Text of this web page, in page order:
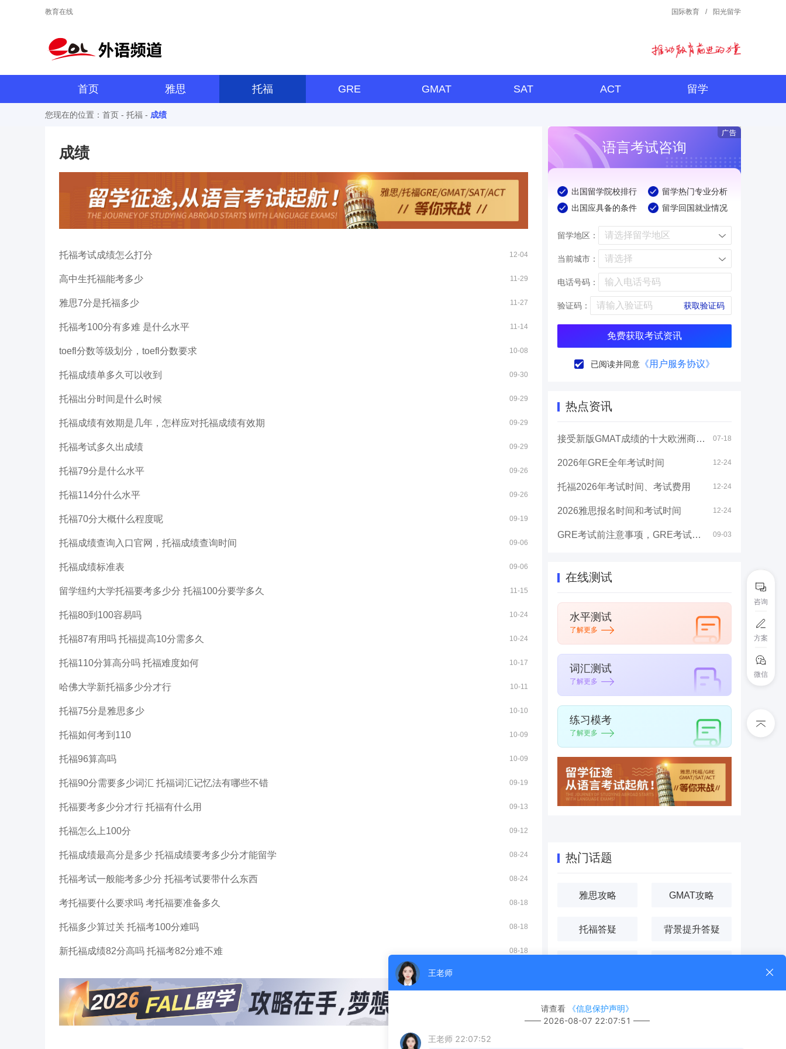
教育在线 国际教育 / 阳光留学
首页 雅思 托福 GRE GMAT SAT ACT 留学
您现在的位置： 首页 - 托福 - 成绩
成绩
托福考试成绩怎么打分 12-04
高中生托福能考多少 11-29
雅思7分是托福多少 11-27
托福考100分有多难 是什么水平 11-14
toefl分数等级划分，toefl分数要求 10-08
托福成绩单多久可以收到 09-30
托福出分时间是什么时候 09-29
托福成绩有效期是几年，怎样应对托福成绩有效期 09-29
托福考试多久出成绩 09-29
托福79分是什么水平 09-26
托福114分什么水平 09-26
托福70分大概什么程度呢 09-19
托福成绩查询入口官网，托福成绩查询时间 09-06
托福成绩标准表 09-06
留学纽约大学托福要考多少分 托福100分要学多久 11-15
托福80到100容易吗 10-24
托福87有用吗 托福提高10分需多久 10-24
托福110分算高分吗 托福难度如何 10-17
哈佛大学新托福多少分才行 10-11
托福75分是雅思多少 10-10
托福如何考到110 10-09
托福96算高吗 10-09
托福90分需要多少词汇 托福词汇记忆法有哪些不错 09-19
托福要考多少分才行 托福有什么用 09-13
托福怎么上100分 09-12
托福成绩最高分是多少 托福成绩要考多少分才能留学 08-24
托福考试一般能考多少分 托福考试要带什么东西 08-24
考托福要什么要求吗 考托福要准备多久 08-18
托福多少算过关 托福考100分难吗 08-18
新托福成绩82分高吗 托福考82分难不难 08-18
语言考试咨询
出国留学院校排行
留学热门专业分析
出国应具备的条件
留学回国就业情况
留学地区：
当前城市：
电话号码：
验证码： 获取验证码
免费获取考试资讯
已阅读并同意 《用户服务协议》
热点资讯
接受新版GMAT成绩的十大欧洲商学院 07-18
2026年GRE全年考试时间 12-24
托福2026年考试时间、考试费用 12-24
2026雅思报名时间和考试时间 12-24
GRE考试前注意事项，GRE考试高分技巧 09-03
在线测试
水平测试
了解更多
词汇测试
了解更多
练习模考
了解更多
热门话题
雅思攻略 GMAT攻略
托福答疑 背景提升答疑
咨询
方案
微信